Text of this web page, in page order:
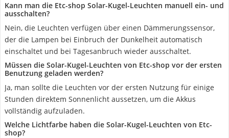
Kann man die Etc-shop Solar-Kugel-Leuchten manuell ein- und
ausschalten?
Nein, die Leuchten verfügen über einen Dämmerungssensor,
der die Lampen bei Einbruch der Dunkelheit automatisch
einschaltet und bei Tagesanbruch wieder ausschaltet.
Müssen die Solar-Kugel-Leuchten von Etc-shop vor der ersten
Benutzung geladen werden?
Ja, man sollte die Leuchten vor der ersten Nutzung für einige
Stunden direktem Sonnenlicht aussetzen, um die Akkus
vollständig aufzuladen.
Welche Lichtfarbe haben die Solar-Kugel-Leuchten von Etc-
shop?